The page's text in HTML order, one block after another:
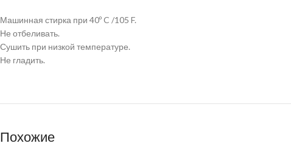
Машинная стирка при 40º C /105 F.
Не отбеливать.
Сушить при низкой температуре.
Не гладить.
Похожие